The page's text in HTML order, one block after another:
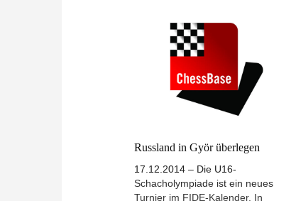
Russland in Györ überlegen
17.12.2014 – Die U16-
Schacholympiade ist ein neues
Turnier im FIDE-Kalender. In